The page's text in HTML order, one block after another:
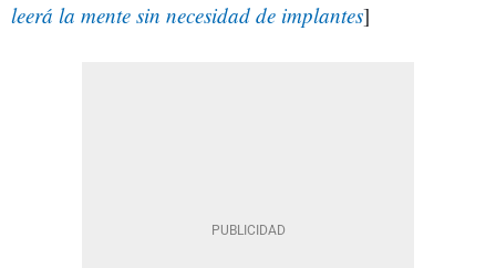
leerá la mente sin necesidad de implantes]